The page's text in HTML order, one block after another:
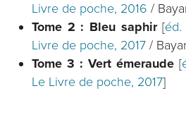
Livre de poche, 2016 /
Tome 2 : Bleu saphir[éd.
Livre de poche, 2017 /
Tome 3 : Vert émeraude [
Le Livre de poche, 2017]